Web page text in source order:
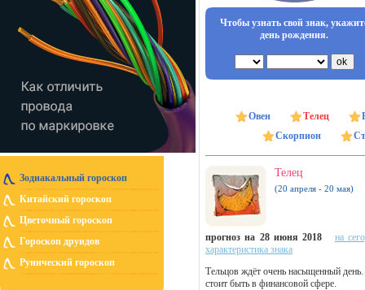
Зодиакальный гороскоп
Китайский гороскоп
Цветочный гороскоп
Гороскоп друидов
Рунический гороскоп
Чтобы узнать свой знак,
день рождения.
Овен Телец
Скорпион
Телец
(20 апреля - 20 мая)
прогноз на 28 июня 2018
на
характеристика знака
Тельцов ждёт очень насыщенный
стоит быть в финансовой сфере.